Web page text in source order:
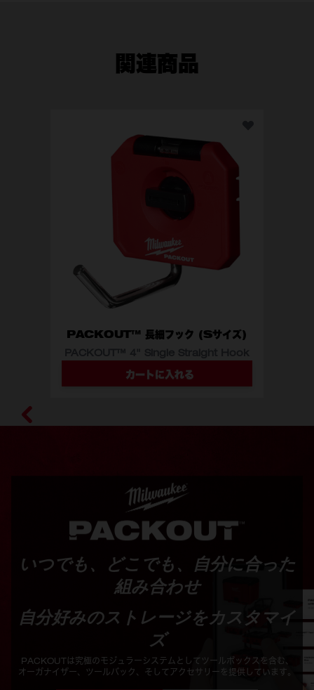
関連商品
PACKOUT™ 長細フック (Sサイズ)
48-22-8328カートに入れる
いつでも、どこでも、自分に合った
組み合わせ
自分好みのストレージをカスタマイ
ズ
PACKOUTは究極のモジュラーシステムとしてツールボックスを含む、
オーガナイザー、ツールバック、そしてアクセサリーを提供しています。